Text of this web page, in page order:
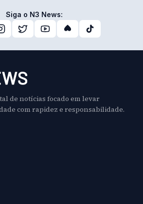
Siga o N3 News:
de notícias focado em levar
com rapidez e responsabilidade.